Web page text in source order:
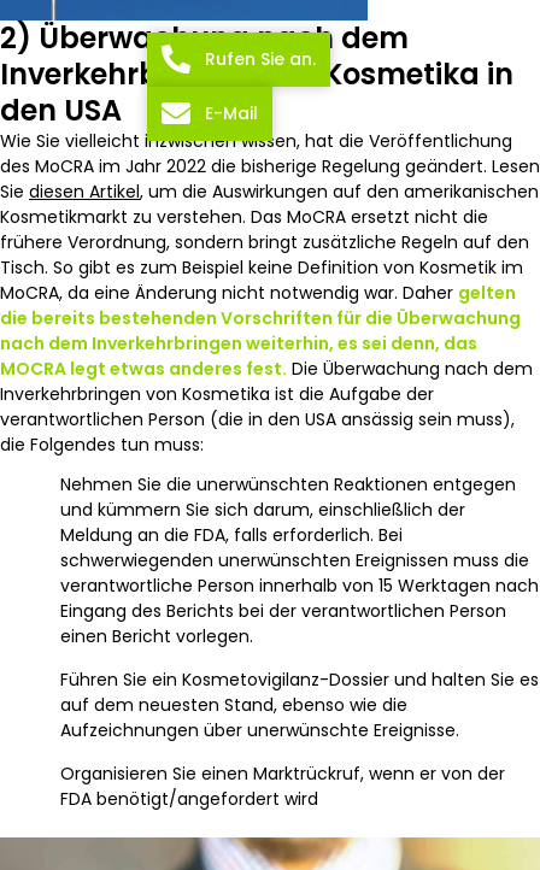
2) Überwachung nach dem
Inverkehrbringen von Kosmetika in
den USA
Wie Sie vielleicht inzwischen wissen, hat die Veröffentlichung
des MoCRA im Jahr 2022 die bisherige Regelung geändert. Lesen
Sie diesen Artikel, um die Auswirkungen auf den amerikanischen
Kosmetikmarkt zu verstehen. Das MoCRA ersetzt nicht die
frühere Verordnung, sondern bringt zusätzliche Regeln auf den
Tisch. So gibt es zum Beispiel keine Definition von Kosmetik im
MoCRA, da eine Änderung nicht notwendig war. Daher gelten
die bereits bestehenden Vorschriften für die Überwachung
nach dem Inverkehrbringen weiterhin, es sei denn, das
MOCRA legt etwas anderes fest. Die Überwachung nach dem
Inverkehrbringen von Kosmetika ist die Aufgabe der
verantwortlichen Person (die in den USA ansässig sein muss),
die Folgendes tun muss:
Nehmen Sie die unerwünschten Reaktionen entgegen
und kümmern Sie sich darum, einschließlich der
Meldung an die FDA, falls erforderlich. Bei
schwerwiegenden unerwünschten Ereignissen muss die
verantwortliche Person innerhalb von 15 Werktagen nach
Eingang des Berichts bei der verantwortlichen Person
einen Bericht vorlegen.
Führen Sie ein Kosmetovigilanz-Dossier und halten Sie es
auf dem neuesten Stand, ebenso wie die
Aufzeichnungen über unerwünschte Ereignisse.
Organisieren Sie einen Marktrückruf, wenn er von der
FDA benötigt/angefordert wird
Rufen Sie an.
E-Mail